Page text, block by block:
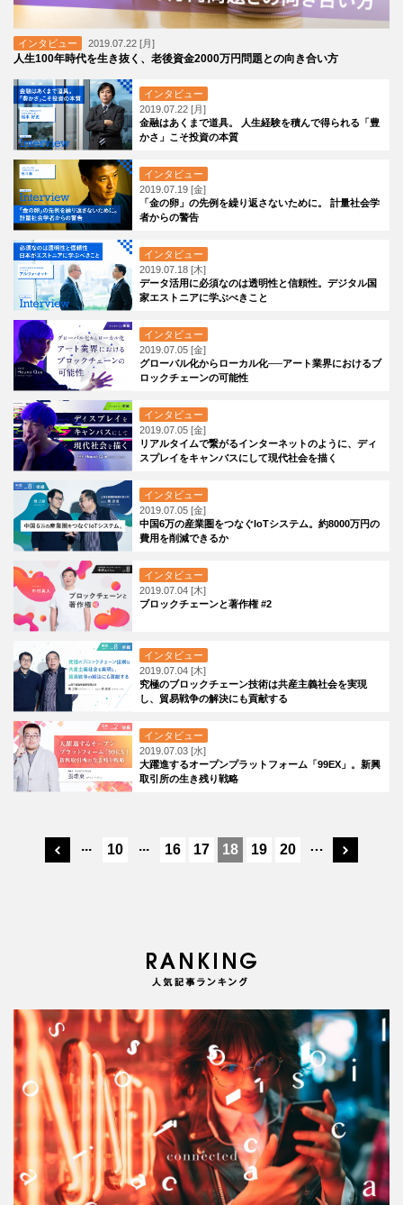
インタビュー 2019.07.22 [月]
人生100年時代を生き抜く、老後資金2000万円問題との向き合い方
インタビュー
2019.07.22 [月]
金融はあくまで道具。 人生経験を積んで得られる「豊
かさ」こそ投資の本質
インタビュー
2019.07.19 [金]
「金の卵」の先例を繰り返さないために。 計量社会学
者からの警告
インタビュー
2019.07.18 [木]
データ活用に必須なのは透明性と信頼性。デジタル国
家エストニアに学ぶべきこと
インタビュー
2019.07.05 [金]
グローバル化からローカル化──アート業界におけるブ
ロックチェーンの可能性
インタビュー
2019.07.05 [金]
リアルタイムで繋がるインターネットのように、ディ
スプレイをキャンバスにして現代社会を描く
インタビュー
2019.07.05 [金]
中国6万の産業圏をつなぐIoTシステム。約8000万円の
費用を削減できるか
インタビュー
2019.07.04 [木]
ブロックチェーンと著作権 #2
インタビュー
2019.07.04 [木]
究極のブロックチェーン技術は共産主義社会を実現
し、貿易戦争の解決にも貢献する
インタビュー
2019.07.03 [水]
大躍進するオープンプラットフォーム「99EX」。新興
取引所の生き残り戦略
... 10 ... 16 17 18 19 20 …